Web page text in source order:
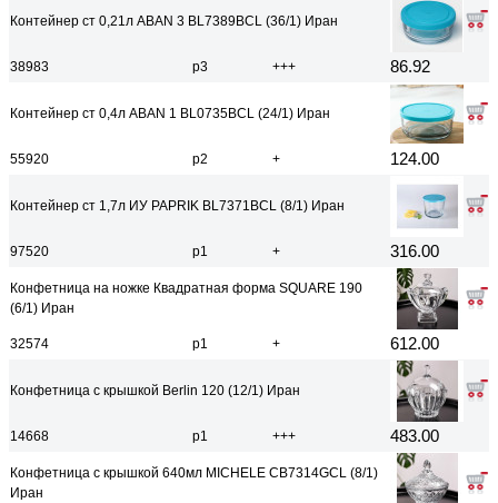
Контейнер ст 0,21л ABAN 3 BL7389BCL (36/1) Иран
38983 р3 +++ 86.92
Контейнер ст 0,4л ABAN 1 BL0735BCL (24/1) Иран
55920 р2 + 124.00
Контейнер ст 1,7л ИУ PAPRIK BL7371BCL (8/1) Иран
97520 р1 + 316.00
Конфетница на ножке Квадратная форма SQUARE 190
(6/1) Иран
32574 р1 + 612.00
Конфетница с крышкой Berlin 120 (12/1) Иран
14668 р1 +++ 483.00
Конфетница с крышкой 640мл MICHELE CB7314GCL (8/1)
Иран